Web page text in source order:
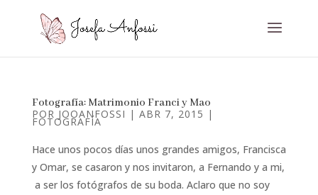
Fotografía: Matrimonio Franci y Mao
POR JOOANFOSSI | ABR 7, 2015 |
FOTOGRAFÍA
Hace unos pocos días unos grandes amigos, Francisca
y Omar, se casaron y nos invitaron, a Fernando y a mi,
a ser los fotógrafos de su boda. Aclaro que no soy